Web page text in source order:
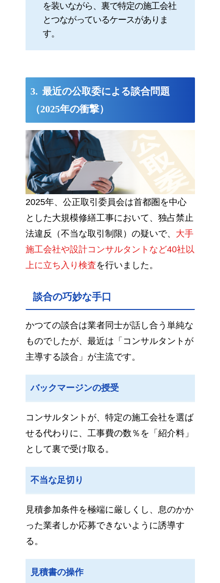
を装いながら、裏で特定の施工会社
とつながっているケースがありま
す。
最近の公取委による談合問題
（2025年の衝撃）
2025年、公正取引委員会は首都圏を中心
とした大規模修繕工事において、独占禁止
法違反（不当な取引制限）の疑いで、 大手
施工会社や設計コンサルタントなど40社以
上に立ち入り検査を行いました。
談合の巧妙な手口
かつての談合は業者同士が話し合う単純な
ものでしたが、最近は「コンサルタントが
主導する談合」が主流です。
バックマージンの授受
コンサルタントが、特定の施工会社を選ば
せる代わりに、工事費の数％を「紹介料」
として裏で受け取る。
不当な足切り
見積参加条件を極端に厳しくし、息のかか
った業者しか応募できないように誘導す
る。
見積書の操作